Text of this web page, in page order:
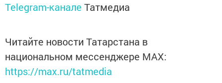
Telegram-канале Татмедиа
Читайте новости Татарстана в
национальном мессенджере MАХ:
https://max.ru/tatmedia